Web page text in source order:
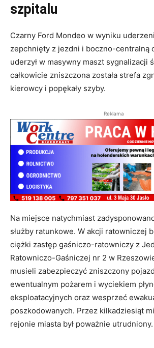
szpitalu
Czarny Ford Mondeo w wyniku
zepchnięty z jezdni i boczno-centralną
uderzył w masywny maszt sygnalizacji
całkowicie zniszczona została strefa
kierowcy i popękały szyby.
Reklama
Na miejsce natychmiast
służby ratunkowe. W akcji ratowniczej
ciężki zastęp gaśniczo-ratowniczy z
Ratowniczo-Gaśniczej nr 2 w
musieli zabezpieczyć zniszczony
ewentualnym pożarem i wyciekiem
eksploatacyjnych oraz wesprzeć
poszkodowanych. Przez kilkadziesiąt
rejonie miasta był poważnie utrudniony.